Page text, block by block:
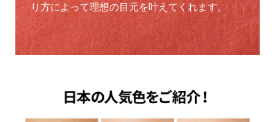
り方によって理想の目元を叶えてくれます。